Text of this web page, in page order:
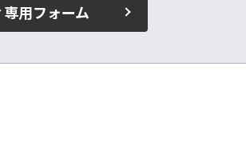
用フォーム